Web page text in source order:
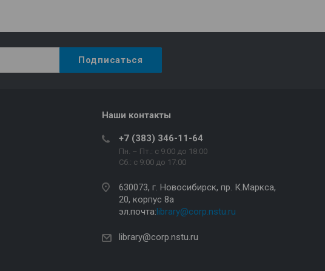
Наши контакты
+7 (383) 346-11-64
Пн. – Пт.: с 9:00 до 18:00
Сб.: c 9:00 до 17:00
630073, г. Новосибирск, пр. К.Маркса,
20, корпус 8а
эл.почта:library@corp.nstu.ru
library@corp.nstu.ru